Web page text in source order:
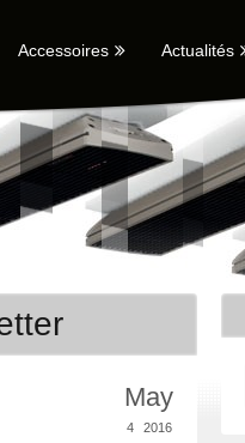
Accessoires Actualités
May
4 2016